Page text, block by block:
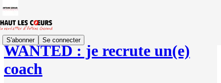
S'abonner Se connecter
WANTED : je recrute un(e)
coach